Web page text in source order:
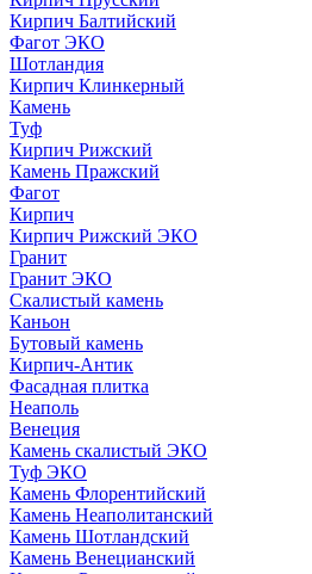
Кирпич Балтийский
Фагот ЭКО
Шотландия
Кирпич Клинкерный
Камень
Туф
Кирпич Рижский
Камень Пражский
Фагот
Кирпич
Кирпич Рижский ЭКО
Гранит
Гранит ЭКО
Скалистый камень
Каньон
Бутовый камень
Кирпич-Антик
Фасадная плитка
Неаполь
Венеция
Камень скалистый ЭКО
Туф ЭКО
Камень Флорентийский
Камень Неаполитанский
Камень Шотландский
Камень Венецианский